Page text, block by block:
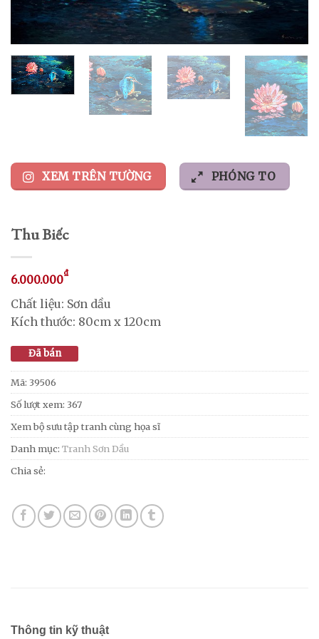
XEM TRÊN TƯỜNG PHÓNG TO
Thu Biếc
6.000.000₫
Chất liệu: Sơn dầu
Kích thước: 80cm x 120cm
Đã bán
Mã: 39506
Số lượt xem: 367
Xem bộ sưu tập tranh cùng họa sĩ
Danh mục: Tranh Sơn Dầu
Chia sẻ:
Thông tin kỹ thuật